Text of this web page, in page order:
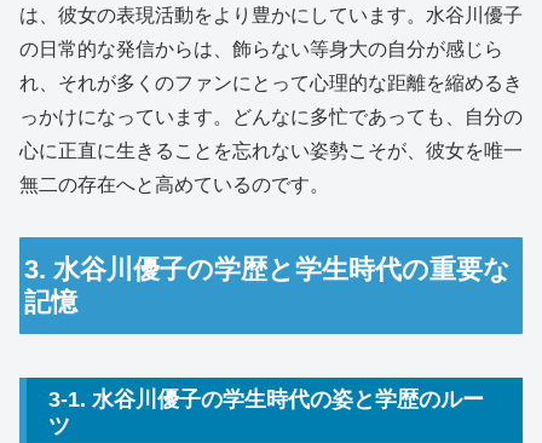
は、彼女の表現活動をより豊かにしています。水谷川優子
の日常的な発信からは、飾らない等身大の自分が感じら
れ、それが多くのファンにとって心理的な距離を縮めるき
っかけになっています。どんなに多忙であっても、自分の
心に正直に生きることを忘れない姿勢こそが、彼女を唯一
無二の存在へと高めているのです。
3. 水谷川優子の学歴と学生時代の重要な
記憶
3-1. 水谷川優子の学生時代の姿と学歴のルー
ツ